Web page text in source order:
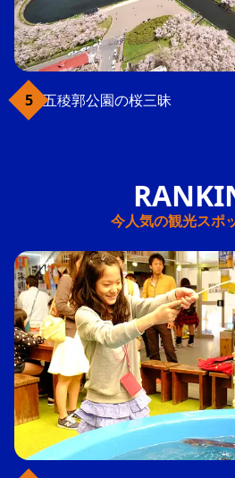
五稜郭公園の桜三昧
今人気の観光スポ